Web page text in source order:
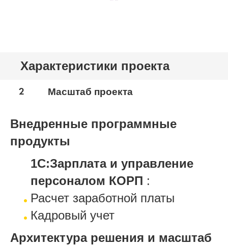
Характеристики проекта
2 Масштаб проекта
Внедренные программные
продукты
1С:Зарплата и управление
персоналом КОРП :
Расчет заработной платы
Кадровый учет
Архитектура решения и масштаб